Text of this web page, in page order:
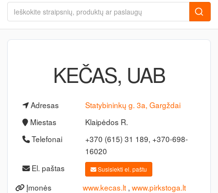
KEČAS, UAB
Adresas
Statybininkų g. 3a, Gargždai
Miestas
Klaipėdos R.
Telefonai
+370 (615) 31 189, +370-698-
16020
El. paštas
Susisiekti el. paštu
Įmonės
www.kecas.lt, www.pirkstoga.lt